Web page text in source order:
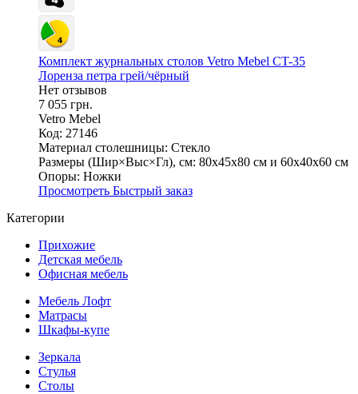
Комплект журнальных столов Vetro Mebel CT-35
Лоренза петра грей/чёрный
Нет отзывов
7 055 грн.
Vetro Mebel
Код: 27146
Материал столешницы: Стекло
Размеры (Шир×Выс×Гл), см: 80х45х80 см и 60х40х60 см
Опоры: Ножки
Просмотреть Быстрый заказ
Категории
Прихожие
Детская мебель
Офисная мебель
Мебель Лофт
Матрасы
Шкафы-купе
Зеркала
Стулья
Столы